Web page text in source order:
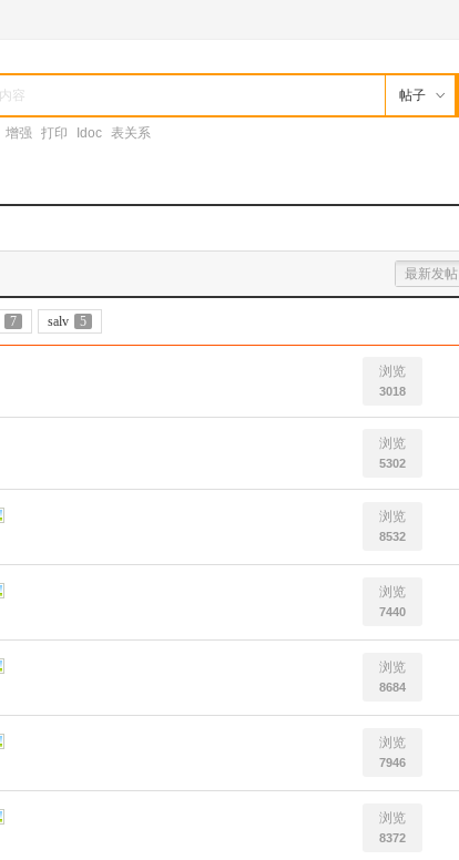
帖子
增强 打印 Idoc 表关系
最新发帖
7 salv 5
浏览
3018
浏览
5302
浏览
8532
浏览
7440
浏览
8684
浏览
7946
浏览
8372